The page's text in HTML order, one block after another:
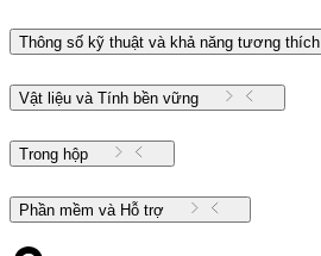
Thông số kỹ thuật và khả năng tương thích
Vật liệu và Tính bền vững
Trong hộp
Phần mềm và Hỗ trợ